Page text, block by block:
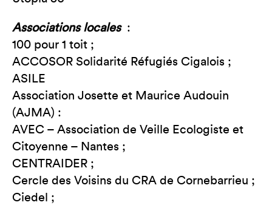
Associations locales :
100 pour 1 toit ;
ACCOSOR Solidarité Réfugiés Cigalois ;
ASILE
Association Josette et Maurice Audouin
(AJMA) :
AVEC – Association de Veille Ecologiste et
Citoyenne – Nantes ;
CENTRAIDER ;
Cercle des Voisins du CRA de Cornebarrieu ;
Ciedel ;